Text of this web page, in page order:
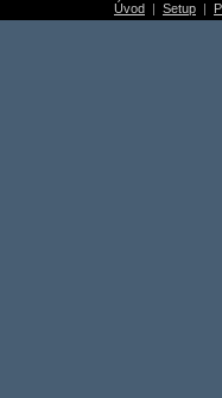
Úvod | Setup |